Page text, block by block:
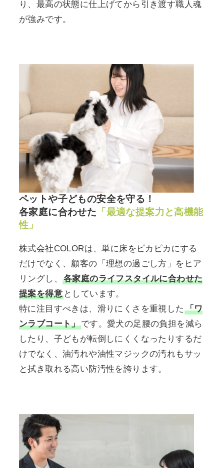
り、最高の状態に仕上げてから引き渡す職人魂
が強みです。
ペットや子どもの安全を守る！
各家庭に合わせた 「最適な提案力と高機能
性」
株式会社COLORは、単に床をピカピカにする
だけでなく、顧客の「理想の過ごし方」をヒア
リングし、
各家庭のライフスタイルに合わせた
提案を得意としています。
特に注目すべきは、滑りにくさを重視した 「ワ
ンラブコート」です。愛犬の足腰の負担を減ら
したり、子どもが転倒しにくくなったりするだ
けでなく、油汚れや油性マジックの汚れもサッ
と拭き取れる高い防汚性を誇ります。